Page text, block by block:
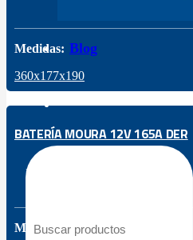
Blog
Búsqueda de productos
Medidas:
360x177x190
BATERÍA MOURA 12V 165A DER
Medidas: